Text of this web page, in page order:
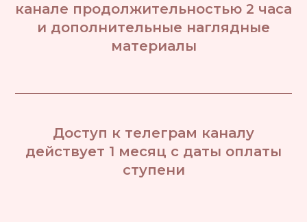
канале продолжительностью 2 часа
и дополнительные наглядные
материалы
Доступ к телеграм каналу
действует 1 месяц с даты оплаты
ступени